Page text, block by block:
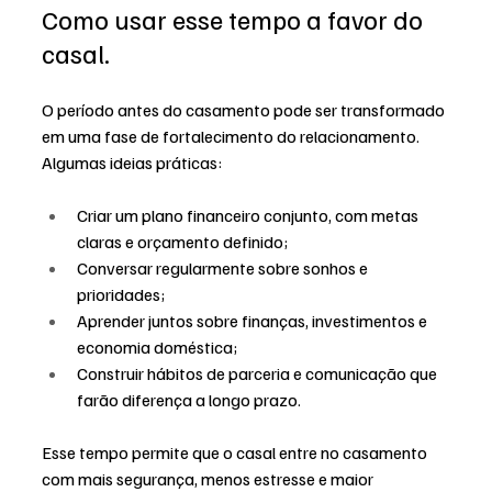
Como usar esse tempo a favor do
casal.
O período antes do casamento pode ser transformado
em uma fase de fortalecimento do relacionamento.
Algumas ideias práticas:
Criar um plano financeiro conjunto, com metas
claras e orçamento definido;
Conversar regularmente sobre sonhos e
prioridades;
Aprender juntos sobre finanças, investimentos e
economia doméstica;
Construir hábitos de parceria e comunicação que
farão diferença a longo prazo.
Esse tempo permite que o casal entre no casamento
com mais segurança, menos estresse e maior